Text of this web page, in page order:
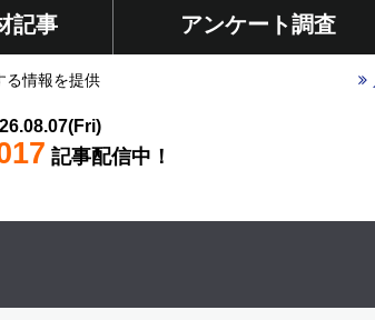
記事 アンケート調査
情報を提供
記事配信中！